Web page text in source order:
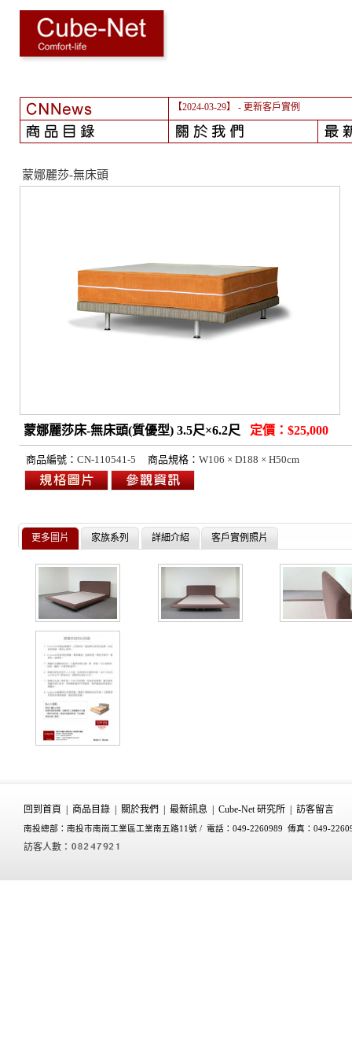
【2024-03-29】 - 更新客戶實例
蒙娜麗莎-無床頭
蒙娜麗莎床-無床頭(質優型) 3.5尺×6.2尺 定價：$25,000
商品編號： CN-110541-5 商品規格： W106 × D188 × H50cm
更多圖片 家族系列 詳細介紹 客戶實例照片
回到首頁 商品目錄 關於我們 最新訊息 Cube-Net 研究所 訪客留言
南投總部：南投市南崗工業區工業南五路11號 / 電話：049-2260989 傳真：049-
訪客人數：